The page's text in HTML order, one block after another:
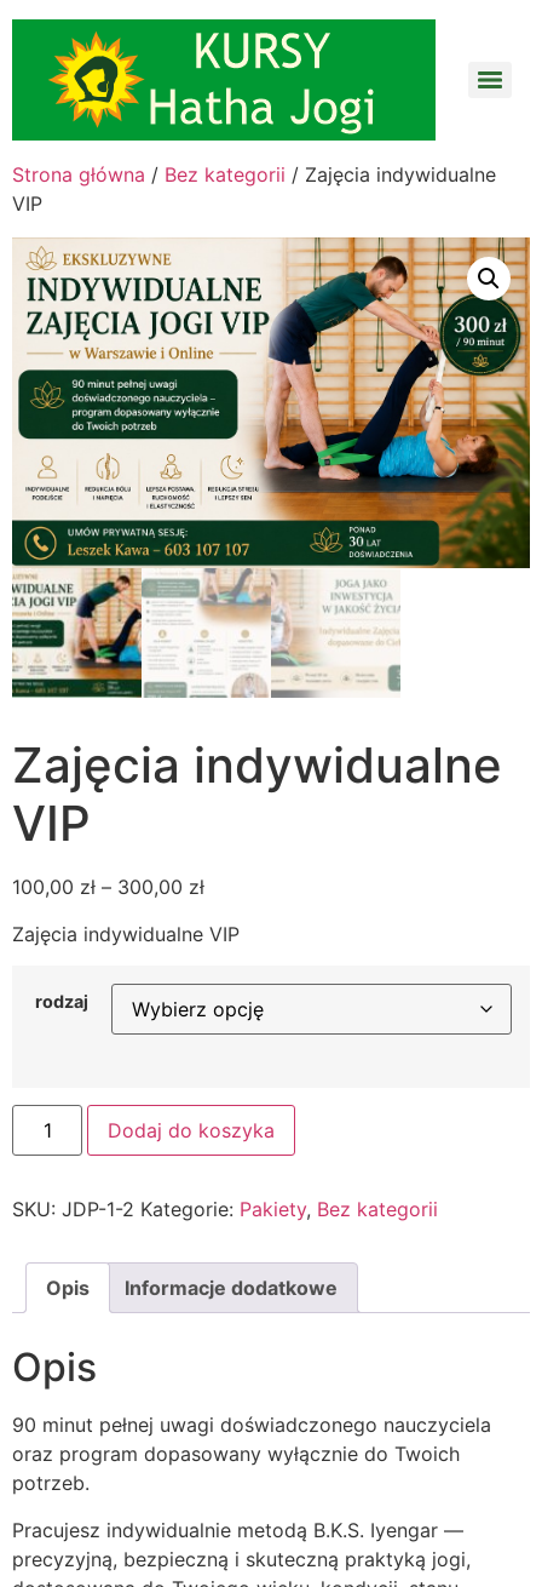
Strona główna / Bez kategorii / Zajęcia indywidualne
VIP
Zajęcia indywidualne
VIP
100,00 zł – 300,00 zł
Zajęcia indywidualne VIP
rodzaj
Dodaj do koszyka
SKU: JDP-1-2 Kategorie: Pakiety, Bez kategorii
Opis Informacje dodatkowe
Opis
90 minut pełnej uwagi doświadczonego nauczyciela
oraz program dopasowany wyłącznie do Twoich
potrzeb.
Pracujesz indywidualnie metodą B.K.S. Iyengar —
precyzyjną, bezpieczną i skuteczną praktyką jogi,